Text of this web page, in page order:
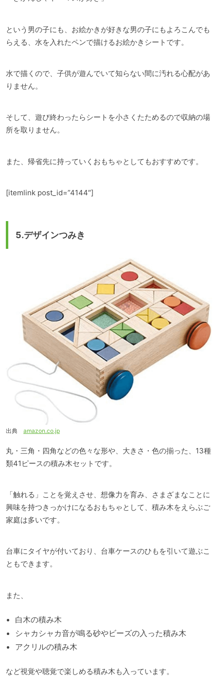
という男の子にも、お絵かきが好きな男の子にもよろこんでも
らえる、水を入れたペンで描けるお絵かきシートです。
水で描くので、子供が遊んでいて知らない間に汚れる心配があ
りません。
そして、遊び終わったらシートを小さくたためるので収納の場
所を取りません。
また、帰省先に持っていくおもちゃとしてもおすすめです。
[itemlink post_id=”4144″]
5.デザインつみき
出典 amazon.co.jp
丸・三角・四角などの色々な形や、大きさ・色の揃った、13種
類41ピースの積み木セットです。
「触れる」ことを覚えさせ、想像力を育み、さまざまなことに
興味を持つきっかけになるおもちゃとして、積み木をえらぶご
家庭は多いです。
台車にタイヤが付いており、台車ケースのひもを引いて遊ぶこ
ともできます。
また、
白木の積み木
シャカシャカ音が鳴る砂やビーズの入った積み木
アクリルの積み木
など視覚や聴覚で楽しめる積み木も入っています。